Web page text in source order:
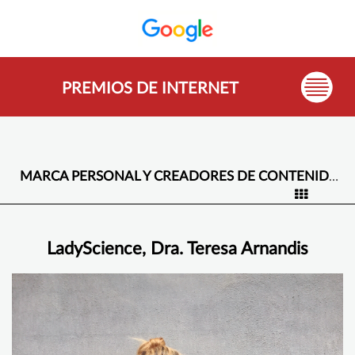
PREMIOS DE INTERNET
MARCA PERSONAL Y CREADORES DE CONTENIDO -
LadyScience, Dra. Teresa Arnandis